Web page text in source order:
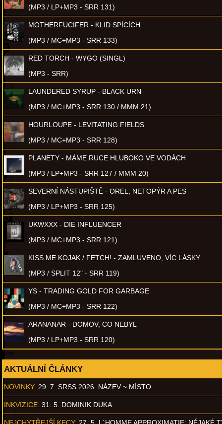
(MP3 / LP+MP3 - SRR 131)
MOTHERFUCIFER - KLID SPÍCÍCH
(MP3 / MC+MP3 - SRR 133)
RED TORCH - WYGO (SINGL)
(MP3 - SRR)
LAUNDERED SYRUP - BLACK URN
(MP3 / MC+MP3 - SRR 130 / MMM 21)
HOURLOUPE - LEVITATING FIELDS
(MP3 / MC+MP3 - SRR 128)
PLANETY - MÁME RUCE HLUBOKO VE VODÁCH
(MP3 / LP+MP3 - SRR 127 / MMM 20)
SEVERNÍ NÁSTUPIŠTĚ - OREL, NETOPÝR A PES
(MP3 / LP+MP3 - SRR 125)
UKWXXX - DIE INFLUENCER
(MP3 / MC+MP3 - SRR 121)
KISS ME KOJAK / FETCH! - ZAMLUVENO, VÍC LÁSKY
(MP3 / SPLIT 12" - SRR 119)
YS - TRADING GOLD FOR GARBAGE
(MP3 / MC+MP3 - SRR 122)
ARANANAR - DOMOV, CO NEBYL
(MP3 / LP+MP3 - SRR 120)
AKTUÁLNÍ ČLÁNKY
NOVINKY: 29. 7. SRSS 2026: NÁZEV ~ MÍSTO
INKVIZICE: 31. 5. DOMINIK DUKA